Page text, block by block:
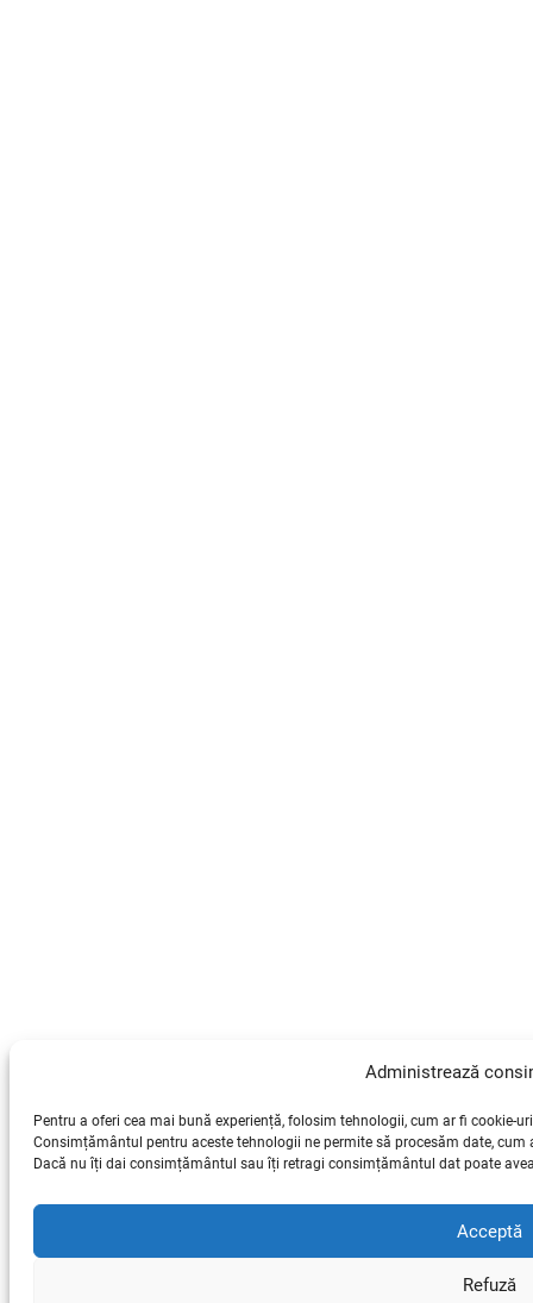
Administrează
Pentru a oferi cea mai bună experiență, folosim tehnologii, cum ar fi cookie-
Consimțământul pentru aceste tehnologii ne permite să procesăm date,
Dacă nu îți dai consimțământul sau îți retragi consimțământul dat poate
Acceptă
Refuză